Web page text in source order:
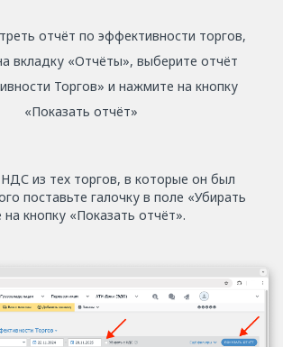
отчёт по эффективности торгов,
вкладку «Отчёты», выберите отчёт
Торгов» и нажмите на кнопку
«Показать отчёт»
из тех торгов, в которые он был
поставьте галочку в поле «Убирать
кнопку «Показать отчёт».